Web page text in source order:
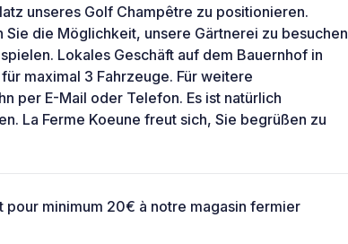
unseres Golf Champêtre zu positionieren.
Sie die Möglichkeit, unsere Gärtnerei zu besuchen
Lokales Geschäft auf dem Bauernhof in
maximal 3 Fahrzeuge. Für weitere
per E-Mail oder Telefon. Es ist natürlich
La Ferme Koeune freut sich, Sie begrüßen zu
pour minimum 20€ à notre magasin fermier